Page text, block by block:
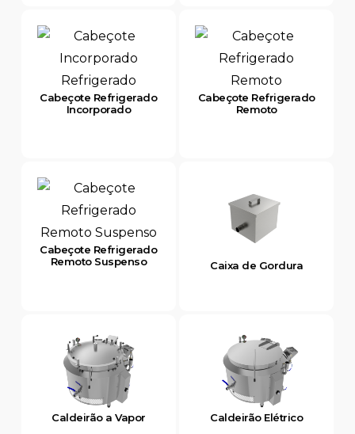
Cabeçote Refrigerado
Incorporado
Cabeçote Refrigerado
Remoto
Cabeçote Refrigerado
Remoto Suspenso
Caixa de Gordura
Caldeirão a Vapor Caldeirão Elétrico